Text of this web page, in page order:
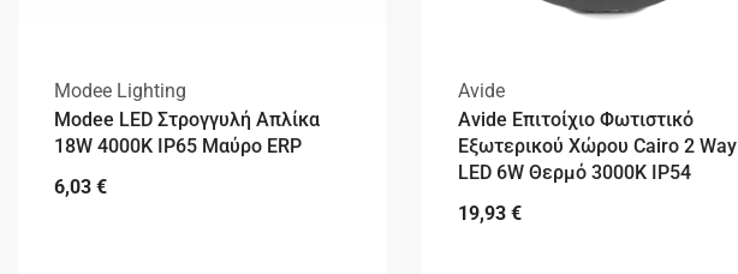
Modee Lighting
Modee LED Στρογγυλή Απλίκα
18W 4000K IP65 Μαύρο ERP
6,03 €
Avide
Avide Επιτοίχιο Φωτιστικό
Εξωτερικού Χώρου Cairo 2 Way
LED 6W Θερμό 3000K IP54
19,93 €